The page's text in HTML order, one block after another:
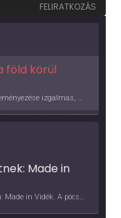
FELIRATKOZÁS
föld körül
Az UNICEF Magyarország jótékonysági kezdeményezése izgalmas, egész éves világkörüli ízutazásra hív, igazi családi program és gasztroedukáció, illetve segítség a rászorulóknak is egyben.
Made in
Az idei MBH Bank Gourmet Fesztivál mottója: Made in Vidék. A pócsmegyeri Papi, a mályinkai Iszkor és a szigligeti Villa Kabala tulajdonosai beszélnek arról, hogy mit jelentenek nekik a vidék ízei.